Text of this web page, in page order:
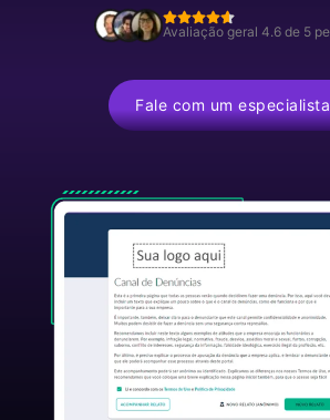
Avaliação geral 4.6 de 5
Fale com um especialista